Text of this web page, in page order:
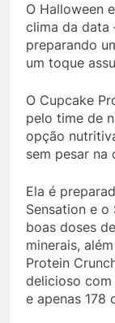
O Halloween
clima da
preparando
um toque
O Cupcake
pelo time de
opção
sem pesar na
Ela é
Sensation e o
boas doses
minerais,
Protein
delicioso
e apenas 178